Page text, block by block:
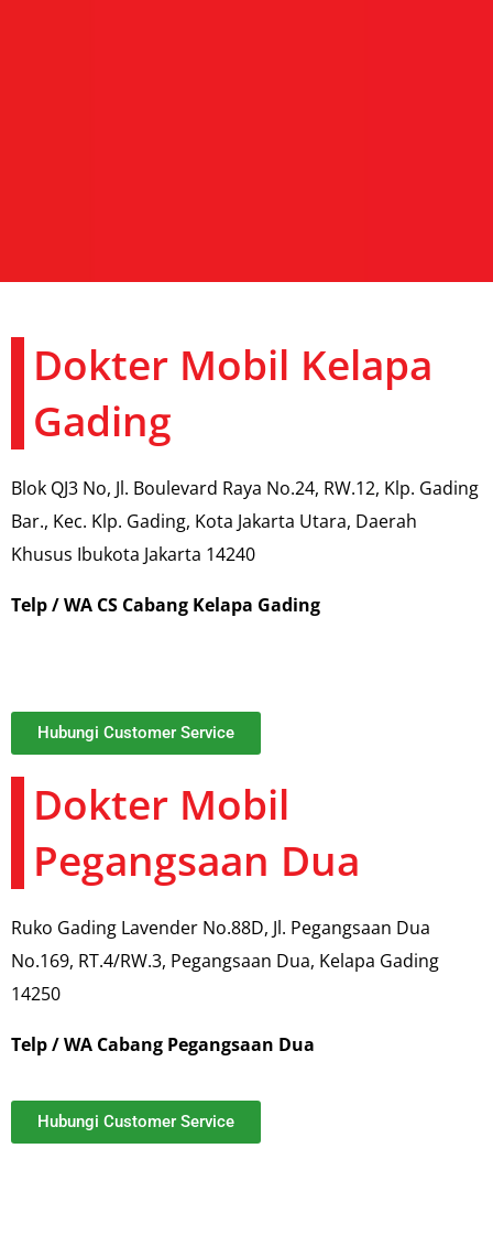
Dokter Mobil Kelapa
Gading
Blok QJ3 No, Jl. Boulevard Raya No.24, RW.12, Klp. Gading
Bar., Kec. Klp. Gading, Kota Jakarta Utara, Daerah
Khusus Ibukota Jakarta 14240
Telp / WA CS Cabang Kelapa Gading
Hubungi Customer Service
Dokter Mobil
Pegangsaan Dua
Ruko Gading Lavender No.88D, Jl. Pegangsaan Dua
No.169, RT.4/RW.3, Pegangsaan Dua, Kelapa Gading
14250
Telp / WA Cabang Pegangsaan Dua
Hubungi Customer Service